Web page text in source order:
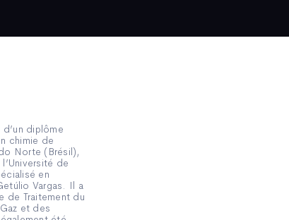
diplôme
chimie de
Norte (Brésil),
de
en
Vargas. Il a
de Traitement du
et des